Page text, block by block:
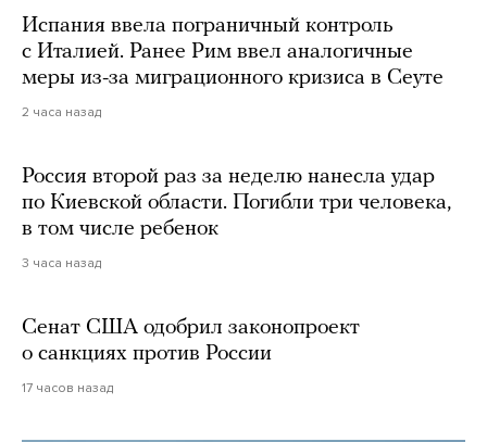
Испания ввела пограничный контроль
с Италией. Ранее Рим ввел аналогичные
меры из-за миграционного кризиса в Сеуте
2 часа назад
Россия второй раз за неделю нанесла удар
по Киевской области. Погибли три человека,
в том числе ребенок
3 часа назад
Сенат США одобрил законопроект
о санкциях против России
17 часов назад